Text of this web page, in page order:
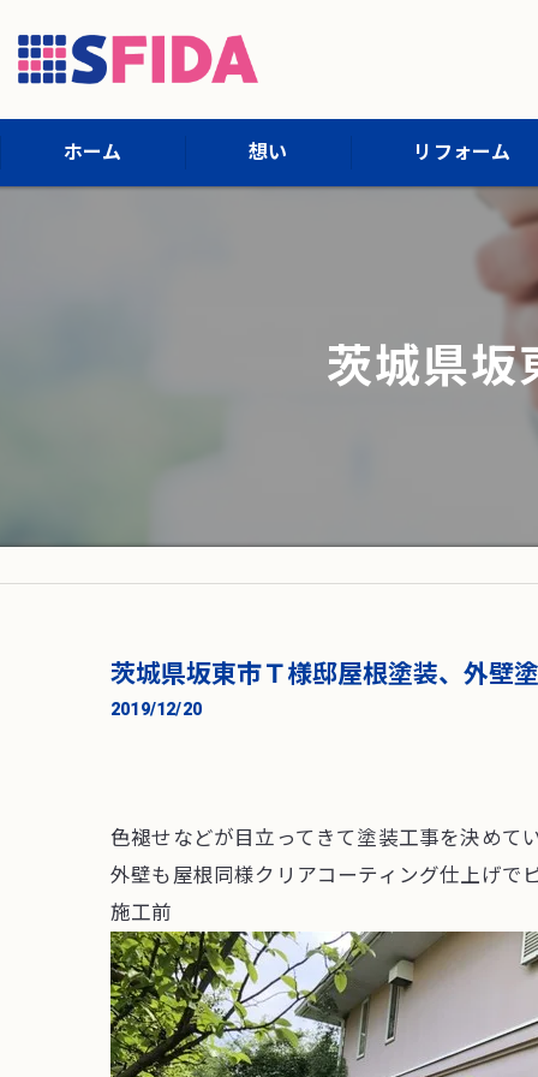
ホーム 想い リフォーム
施工までの流れ
茨城県坂
茨城県坂東市Ｔ様邸屋根塗装、外壁
2019/12/20
色褪せなどが目立ってきて塗装工事を決めて
外壁も屋根同様クリアコーティング仕上げで
施工前